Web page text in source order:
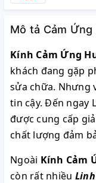
Mô tả Cảm
Kính Cảm Ứng
khách đang gặp
sửa chữa. Nhưng
tin cậy. Đến ngay
được cung cấp
chất lượng đảm
Ngoài Kính Cảm
còn rất nhiều